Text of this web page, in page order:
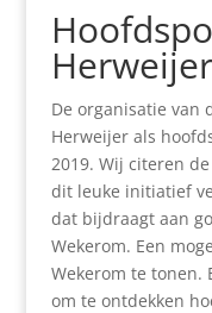
Herweijer
De organisatie van
Herweijer als
2019. Wij citeren
dit leuke initiatief
dat bijdraagt aan
Wekerom. Een
Wekerom te tonen.
om te ontdekken